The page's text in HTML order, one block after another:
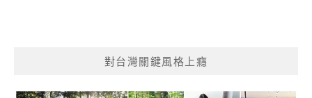
對台灣關鍵風格上癮